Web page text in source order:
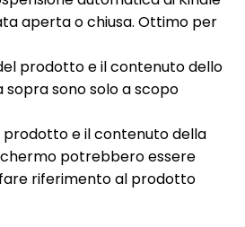
aperta o chiusa. Ottimo per
prodotto e il contenuto dello
sono solo a scopo
e il contenuto della
potrebbero essere
riferimento al prodotto